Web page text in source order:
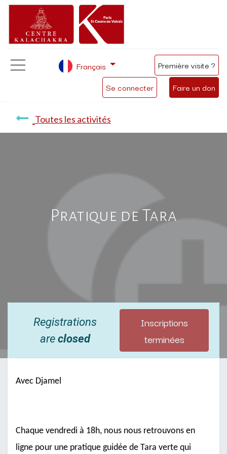
Se connecter Faire un don
Français Première visite ?
Toutes les activités
Pratique de Tara
Registrations
areclosed
Inscriptions
terminées
Avec Djamel
Chaque vendredi à 18h, nous nous retrouvons en
ligne pour une pratique guidée de Tara verte qui